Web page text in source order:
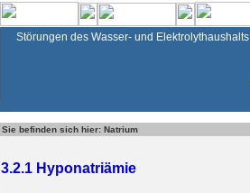
Störungen des Wasser- und Elektrolythaushalts
Sie befinden sich hier: Natrium
3.2.1 Hyponatriämie